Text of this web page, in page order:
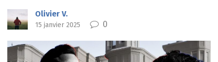
Olivier V.
15 janvier 2025 0